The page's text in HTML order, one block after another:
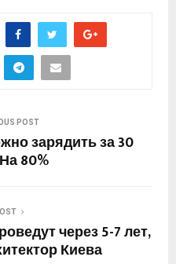
POST
зарядить за 30
80%
через 5-7 лет,
Киева